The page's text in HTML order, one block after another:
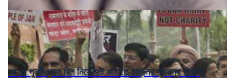
আসন পুনর্বিন্যাস বিল নিয়ে জট কাটাতে রাহুলের দ্বারস্থ রিজিজু,